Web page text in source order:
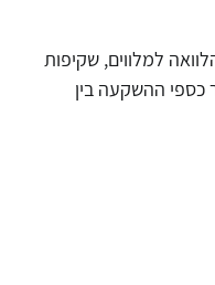
למלווים, שקיפות
כספי ההשקעה בין